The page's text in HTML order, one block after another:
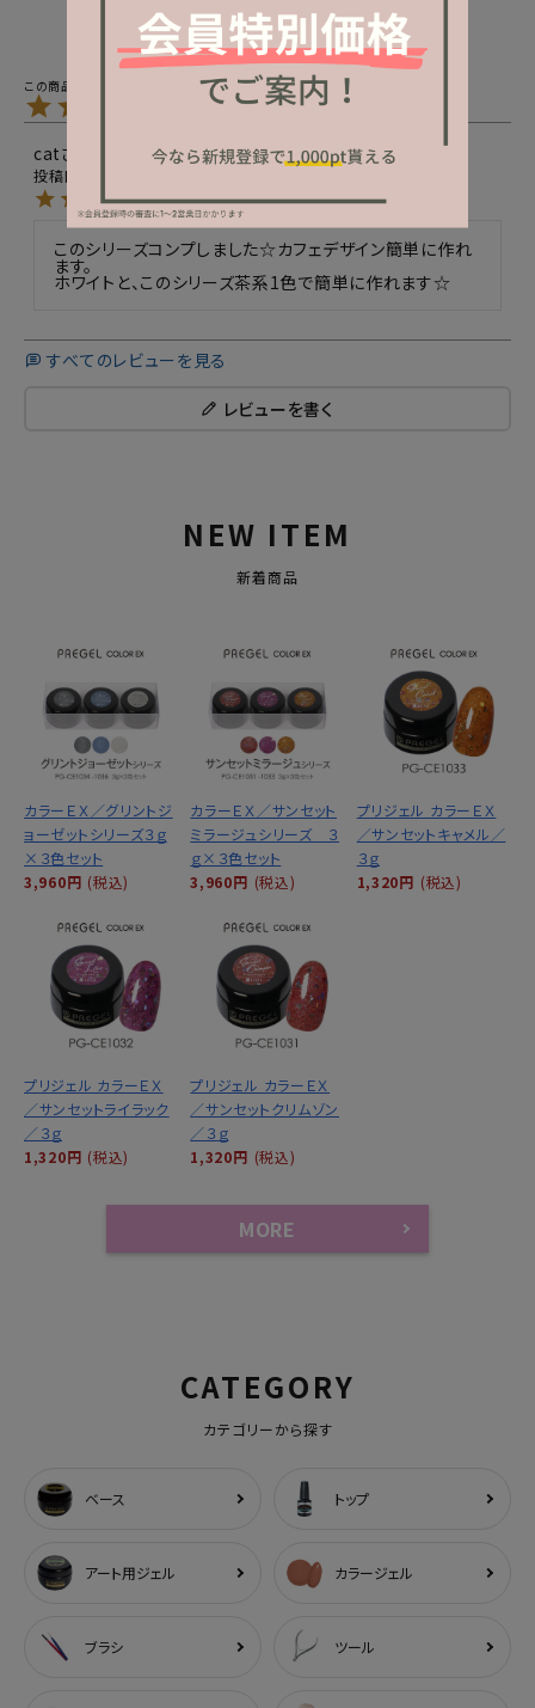
5.00
cat
購入者
非公開
投稿日
このシリーズコンプしました☆カフェデザイン簡単に作れ
ます。
ホワイトと、このシリーズ茶系1色で簡単に作れます☆
すべてのレビューを見る
レビューを書く
NEW ITEM
新着商品
カラーＥＸ／グリントジ
ョーゼットシリーズ３ｇ
×３色セット
3,960円 (税込)
カラーＥＸ／サンセット
ミラージュシリーズ ３
ｇ×３色セット
3,960円 (税込)
プリジェル カラーＥＸ
／サンセットキャメル／
３ｇ
1,320円 (税込)
プリジェル カラーＥＸ
／サンセットライラック
／３ｇ
1,320円 (税込)
プリジェル カラーＥＸ
／サンセットクリムゾン
／３ｇ
1,320円 (税込)
MORE
CATEGORY
カテゴリーから探す
ベース トップ
アート用ジェル カラージェル
ブラシ ツール